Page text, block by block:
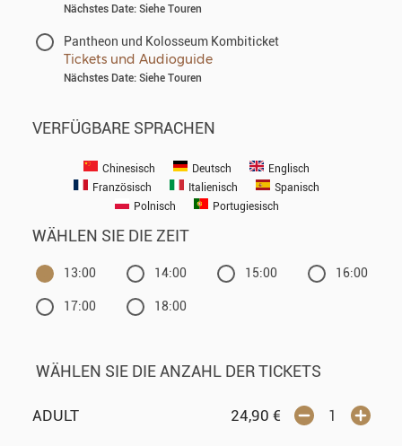
Nächstes Date: Siehe Touren
Pantheon und Kolosseum Kombiticket
Tickets und Audioguide
Nächstes Date: Siehe Touren
VERFÜGBARE SPRACHEN
Chinesisch Deutsch
Englisch
Französisch
Italienisch
Spanisch
Polnisch
Portugiesisch
WÄHLEN SIE DIE ZEIT
13:00 14:00 15:00 16:00
17:00 18:00
WÄHLEN SIE DIE ANZAHL DER TICKETS
ADULT 24,90 €